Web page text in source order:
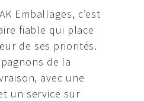
Emballages, c’est
fiable qui place
de ses priorités.
de la
avec une
un service sur